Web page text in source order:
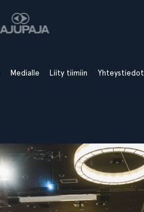
Medialle Liity tiimiin Yhteystiedot